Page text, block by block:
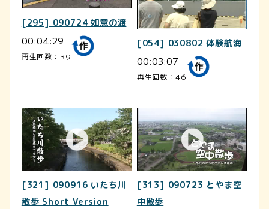
[295] 090724 如意の渡
00:04:29
再生回数：39
[054] 030802 体験航海
00:03:07
再生回数：46
[321] 090916 いたち川
散歩 Short Version
[313] 090723 とやま空
中散歩